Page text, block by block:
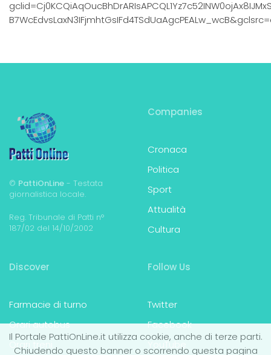
© PattiOnLine - Testata
giornalistica locale.
Reg. Tribunale di Patti n°
187/02 del 14/10/2002
Companies
Cronaca
Politica
Sport
Attualità
Cultura
Discover
Farmacie di turno
Orari autobus
Orari treni
Follow Us
Twitter
Facebook
YouTube
Il Portale PattiOnLine.it utilizza cookie, anche di terze parti.
Chiudendo questo banner o scorrendo questa pagina